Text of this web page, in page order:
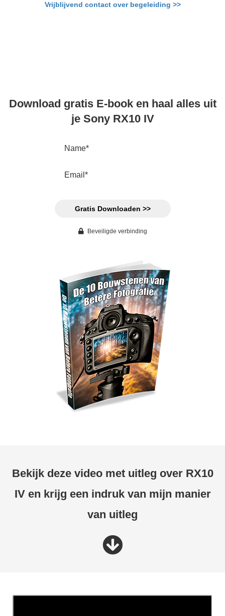
Vrijblijvend contact over begeleiding >>
Download gratis E-book en haal alles uit
je Sony RX10 IV
Gratis Downloaden >>
Beveiligde verbinding
Bekijk deze video met uitleg over RX10
IV en krijg een indruk van mijn manier
van uitleg